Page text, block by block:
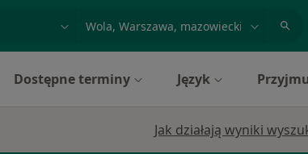
Dostępne terminy Język
Jak działają wyniki